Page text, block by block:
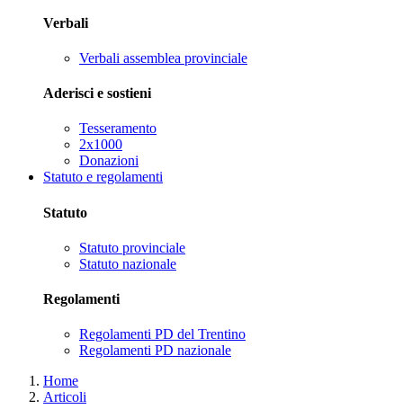
Verbali
Verbali assemblea provinciale
Aderisci e sostieni
Tesseramento
2x1000
Donazioni
Statuto e regolamenti
Statuto
Statuto provinciale
Statuto nazionale
Regolamenti
Regolamenti PD del Trentino
Regolamenti PD nazionale
Home
Articoli